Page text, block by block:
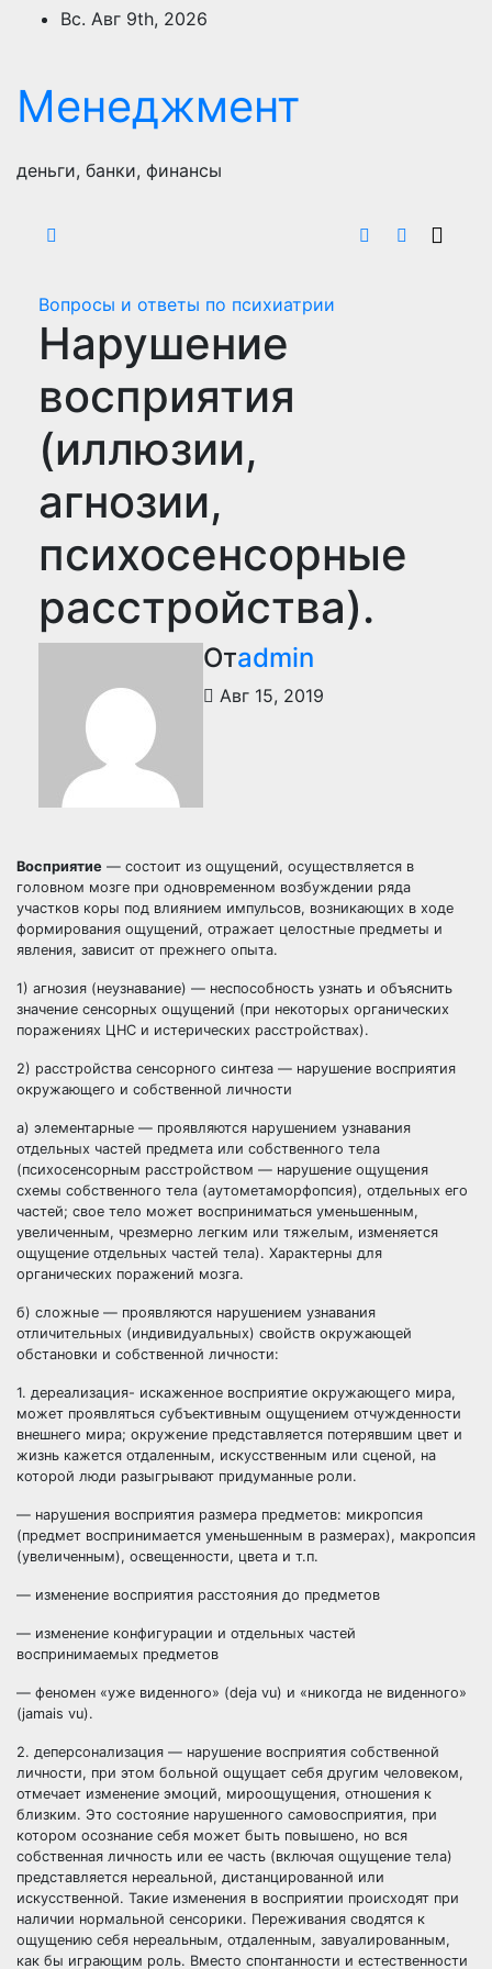
ПерейтиВс. Авг 9th, 2026
Менеджмент
деньги, банки, финансы
Вопросы и ответы по психиатрии
Нарушение
восприятия
(иллюзии,
агнозии,
психосенсорные
расстройства).
Отadmin
Авг 15, 2019
Восприятие — состоит из ощущений, осуществляется в
головном мозге при одновременном возбуждении ряда
участков коры под влиянием импульсов, возникающих в ходе
формирования ощущений, отражает целостные предметы и
явления, зависит от прежнего опыта.
1) агнозия (неузнавание) — неспособность узнать и объяснить
значение сенсорных ощущений (при некоторых органических
поражениях ЦНС и истерических расстройствах).
2) расстройства сенсорного синтеза — нарушение восприятия
окружающего и собственной личности
а) элементарные — проявляются нарушением узнавания
отдельных частей предмета или собственного тела
(психосенсорным расстройством — нарушение ощущения
схемы собственного тела (аутометаморфопсия), отдельных его
частей; свое тело может восприниматься уменьшенным,
увеличенным, чрезмерно легким или тяжелым, изменяется
ощущение отдельных частей тела). Характерны для
органических поражений мозга.
б) сложные — проявляются нарушением узнавания
отличительных (индивидуальных) свойств окружающей
обстановки и собственной личности:
1. дереализация- искаженное восприятие окружающего мира,
может проявляться субъективным ощущением отчужденности
внешнего мира; окружение представляется потерявшим цвет и
жизнь кажется отдаленным, искусственным или сценой, на
которой люди разыгрывают придуманные роли.
— нарушения восприятия размера предметов: микропсия
(предмет воспринимается уменьшенным в размерах), макропсия
(увеличенным), освещенности, цвета и т.п.
— изменение восприятия расстояния до предметов
— изменение конфигурации и отдельных частей
воспринимаемых предметов
— феномен «уже виденного» (deja vu) и «никогда не виденного»
(jamais vu).
2. деперсонализация — нарушение восприятия собственной
личности, при этом больной ощущает себя другим человеком,
отмечает изменение эмоций, мироощущения, отношения к
близким. Это состояние нарушенного самовосприятия, при
котором осознание себя может быть повышено, но вся
собственная личность или ее часть (включая ощущение тела)
представляется нереальной, дистанцированной или
искусственной. Такие изменения в восприятии происходят при
наличии нормальной сенсорики. Переживания сводятся к
ощущению себя нереальным, отдаленным, завуалированным,
как бы играющим роль. Вместо спонтанности и естественности